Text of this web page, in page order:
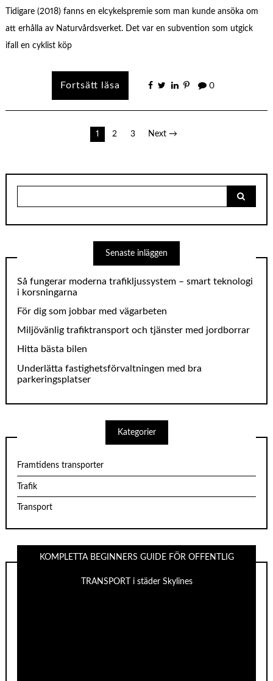
Tidigare (2018) fanns en elcykelspremie som man kunde ansöka om
att erhålla av Naturvårdsverket. Det var en subvention som utgick
ifall en cyklist köp
0
Sidnumrering
inlägg
1 2 3 Next →
Senaste inläggen
Så fungerar moderna trafikljussystem – smart teknologi
i korsningarna
För dig som jobbar med vägarbeten
Miljövänlig trafiktransport och tjänster med jordborrar
Hitta bästa bilen
Underlätta fastighetsförvaltningen med bra
parkeringsplatser
Kategorier
Framtidens transporter
Trafik
Transport
KOMPLETTA BEGINNERS GUIDE FÖR OFFENTLIG
TRANSPORT i städer Skylines